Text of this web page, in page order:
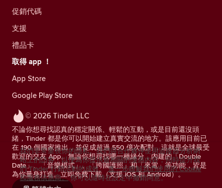
© 2026 Tinder LLC
不論你想尋找認真的穩定關係、輕鬆的互動，或是目前還沒頭
緒，Tinder 都是你可以開始建立真實交流的地方。該應用目前已
在 190 個國家推出，並促成超過 550 億次配對，這就是全球最受
歡迎的交友 App。無論你想尋找哪一種緣分，內建的「Double
Date」、「音樂模式」、「跨國護照」和「來電」等功能，皆是
為你量身打造。立即免費下載（支援 iOS 和 Android）。
促銷代碼
支援
禮品卡
取得 app ！
App Store
Google Play Store
我們非常重視你的隱私。我們與合作夥伴使用追蹤器分析網
站上的訪客，以便為你提供最相關的優惠內容，同時提升我
們 Tinder 行銷活動的成效。 進一步瞭解我們使用的 Cookie
和服務供應商。 你可以隨時在設定中撤銷同意。